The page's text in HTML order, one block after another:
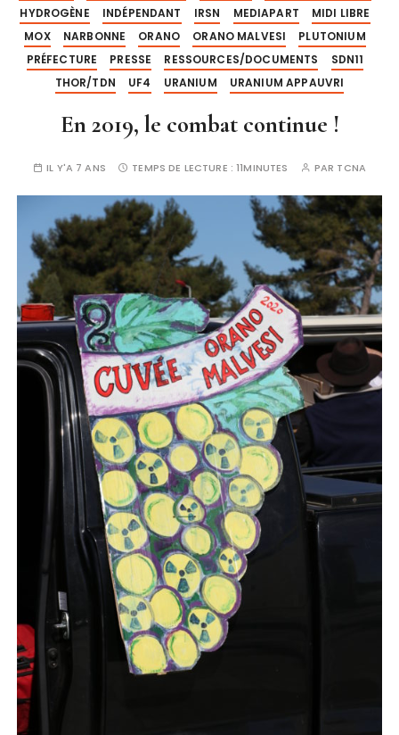
HYDROGÈNE
INDÉPENDANT IRSN MEDIAPART
MIDI LIBRE
MOX
NARBONNE ORANO ORANO MALVESI
PLUTONIUM
PRÉFECTURE
PRESSE RESSOURCES/DOCUMENTS
SDN11
THOR/TDN
UF4 URANIUM URANIUM APPAUVRI
En 2019, le combat continue !
IL Y'A 7 ANS TEMPS DE LECTURE :11MINUTES PAR TCNA